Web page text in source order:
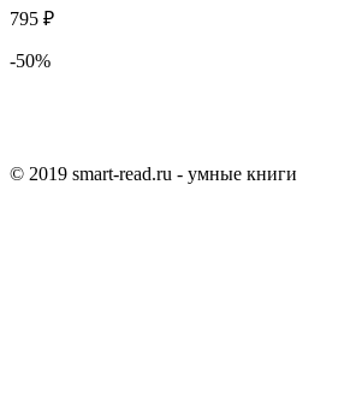
795 ₽
-50%
© 2019 smart-read.ru - умные книги